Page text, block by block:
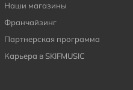
Наши магазины
Франчайзинг
Партнерская программа
Карьера в SKIFMUSIC